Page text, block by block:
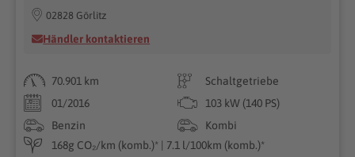
02828 Görlitz
Händler kontaktieren
70.901 km
Schaltgetriebe
01/2016
103 kW (140 PS)
Benzin
Kombi
168g CO₂/km (komb.)* | 7.1 l/100km (komb.)*